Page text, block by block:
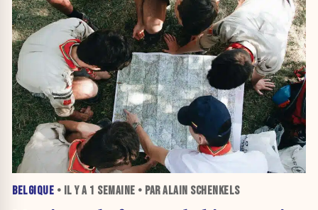
BELGIQUE • IL Y A 1 SEMAINE • PAR ALAIN SCHENKELS